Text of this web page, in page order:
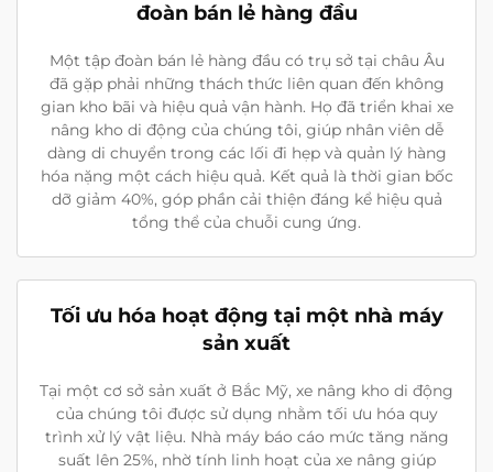
đoàn bán lẻ hàng đầu
Một tập đoàn bán lẻ hàng đầu có trụ sở tại châu Âu
đã gặp phải những thách thức liên quan đến không
gian kho bãi và hiệu quả vận hành. Họ đã triển khai xe
nâng kho di động của chúng tôi, giúp nhân viên dễ
dàng di chuyển trong các lối đi hẹp và quản lý hàng
hóa nặng một cách hiệu quả. Kết quả là thời gian bốc
dỡ giảm 40%, góp phần cải thiện đáng kể hiệu quả
tổng thể của chuỗi cung ứng.
Tối ưu hóa hoạt động tại một nhà máy
sản xuất
Tại một cơ sở sản xuất ở Bắc Mỹ, xe nâng kho di động
của chúng tôi được sử dụng nhằm tối ưu hóa quy
trình xử lý vật liệu. Nhà máy báo cáo mức tăng năng
suất lên 25%, nhờ tính linh hoạt của xe nâng giúp